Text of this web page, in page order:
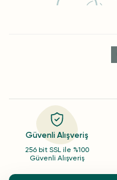
Güvenli Alışveriş
256 bit SSL ile %100
Güvenli Alışveriş